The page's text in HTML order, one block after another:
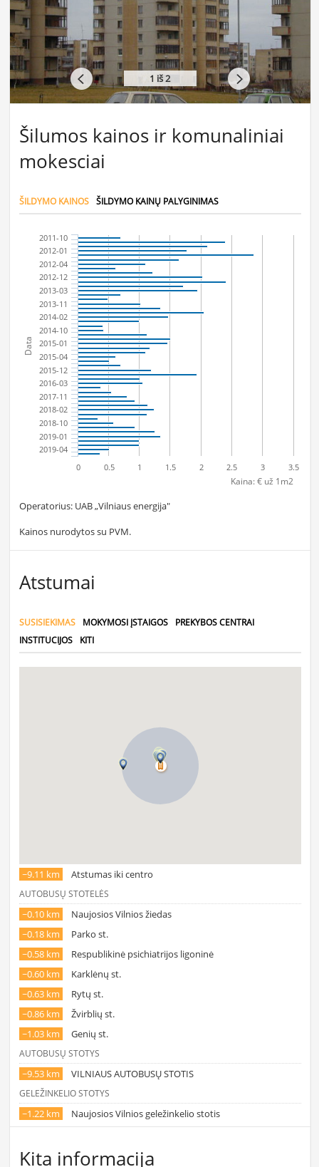
1 iš 2
Šilumos kainos ir komunaliniai
mokesciai
ŠILDYMO KAINOS ŠILDYMO KAINŲ PALYGINIMAS
Data
Kaina: € už 1m2
2011-10
2012-01
2012-04
2012-12
2013-03
2013-11
2014-02
2014-10
2015-01
2015-04
2015-12
2016-03
2017-11
2018-02
2018-10
2019-01
2019-04
0 0.5 1 1.5 2 2.5 3 3.5
Operatorius: UAB „Vilniaus energija"
Kainos nurodytos su PVM.
Atstumai
SUSISIEKIMAS MOKYMOSI ĮSTAIGOS
PREKYBOS CENTRAI
INSTITUCIJOS
KITI
~9.11 km Atstumas iki centro
AUTOBUSŲ STOTELĖS
~0.10 km
Naujosios Vilnios žiedas
~0.18 km
Parko st.
~0.58 km
Respublikinė psichiatrijos ligoninė
~0.60 km
Karklėnų st.
~0.63 km
Rytų st.
~0.86 km
Žvirblių st.
~1.03 km
Genių st.
AUTOBUSŲ STOTYS
~9.53 km VILNIAUS AUTOBUSŲ STOTIS
GELEŽINKELIO STOTYS
~1.22 km Naujosios Vilnios geležinkelio stotis
Kita informacija